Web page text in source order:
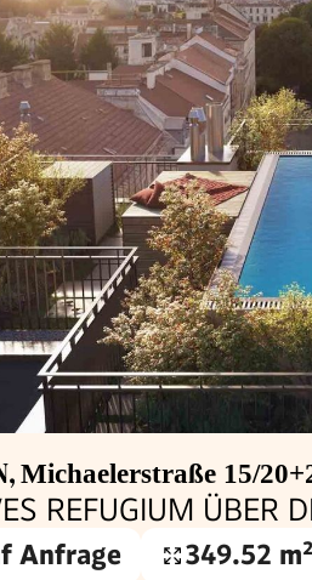
, Michaelerstraße 15/
REFUGIUM ÜBER
Anfrage Wohnfläche
349.52 m²